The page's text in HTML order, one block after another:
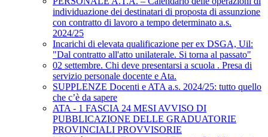
individuazione dei destinatari di proposta di assunzione
con contratto di lavoro a tempo determinato a.s.
2024/25
Incarichi di elevata qualificazione per ex DSGA, Uil:
"Dal contratto all'atto unilaterale. Si torna al passato"
02 settembre. Chi deve presentarsi a scuola . Presa di
servizio personale docente e Ata.
SUPPLENZE Docenti e ATA a.s. 2024/25: tutto quello
che c’è da sapere
ATA - 1 FASCIA 24 MESI AVVISO DI
PUBBLICAZIONE DELLE GRADUATORIE
PROVINCIALI PROVVISORIE